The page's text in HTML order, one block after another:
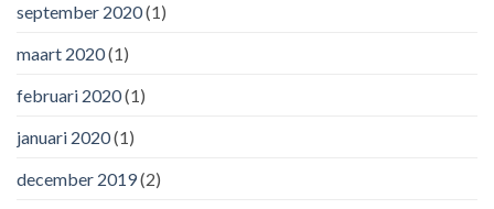
september 2020(1)
maart 2020(1)
februari 2020(1)
januari 2020(1)
december 2019(2)